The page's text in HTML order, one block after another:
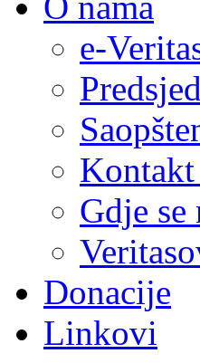
e-
Gdje se
Donacije
Linkovi